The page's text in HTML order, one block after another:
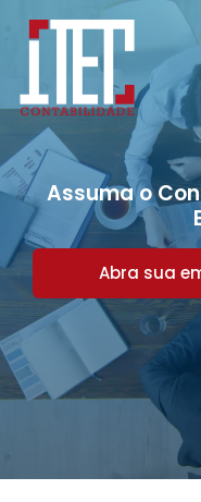
Assuma o
Abra sua